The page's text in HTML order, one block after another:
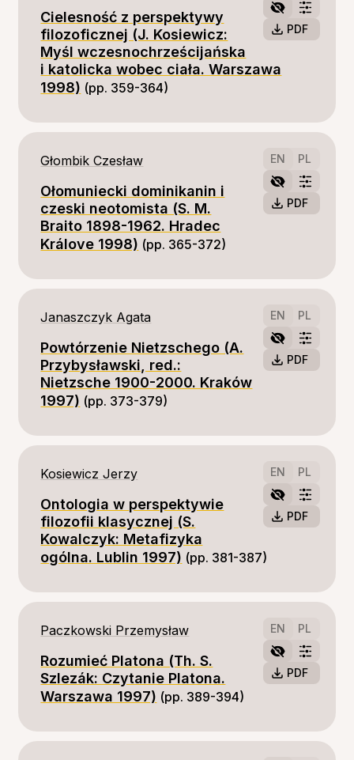
PDF
Cielesność z perspektywy
filozoficznej (J. Kosiewicz:
Myśl wczesnochrześcijańska
i katolicka wobec ciała. Warszawa
1998) (pp. 359-364)
EN PL
PDF
Głombik Czesław
Ołomuniecki dominikanin i
czeski neotomista (S. M.
Braito 1898-1962. Hradec
Králove 1998) (pp. 365-372)
EN PL
PDF
Janaszczyk Agata
Powtórzenie Nietzschego (A.
Przybysławski, red.:
Nietzsche 1900-2000. Kraków
1997) (pp. 373-379)
EN PL
PDF
Kosiewicz Jerzy
Ontologia w perspektywie
filozofii klasycznej (S.
Kowalczyk: Metafizyka
ogólna. Lublin 1997) (pp. 381-387)
EN PL
PDF
Paczkowski Przemysław
Rozumieć Platona (Th. S.
Szlezák: Czytanie Platona.
Warszawa 1997) (pp. 389-394)